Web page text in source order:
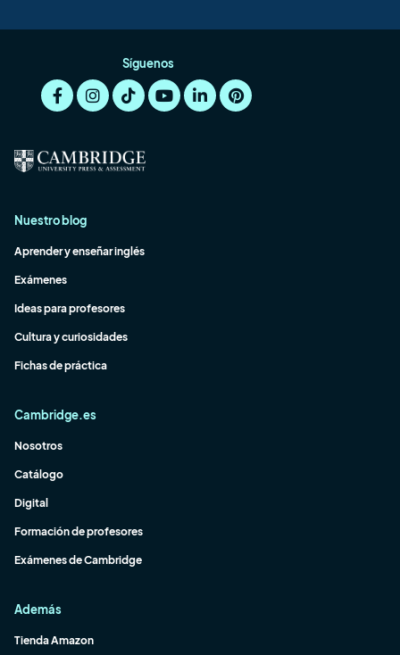
Síguenos
Nuestro blog
Aprender y enseñar inglés
Exámenes
Ideas para profesores
Cultura y curiosidades
Fichas de práctica
Cambridge.es
Nosotros
Catálogo
Digital
Formación de profesores
Exámenes de Cambridge
Además
Tienda Amazon